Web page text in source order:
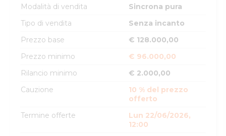
Modalità di vendita
Sincrona pura
Tipo di vendita
Senza incanto
Prezzo base
€ 128.000,00
Prezzo minimo
€ 96.000,00
Rilancio minimo
€ 2.000,00
Cauzione
10 % del prezzo
offerto
Termine offerte
Lun 22/06/2026,
12:00